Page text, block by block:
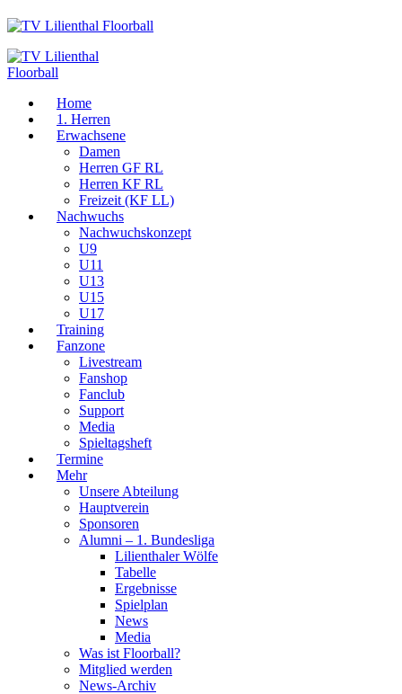
Home
1. Herren
Erwachsene
Damen
Herren GF RL
Herren KF RL
Freizeit (KF LL)
Nachwuchs
Nachwuchskonzept
U9
U11
U13
U15
U17
Training
Fanzone
Livestream
Fanshop
Fanclub
Support
Media
Spieltagsheft
Termine
Mehr
Unsere Abteilung
Hauptverein
Sponsoren
Alumni – 1. Bundesliga
Lilienthaler Wölfe
Tabelle
Ergebnisse
Spielplan
News
Media
Was ist Floorball?
Mitglied werden
News-Archiv